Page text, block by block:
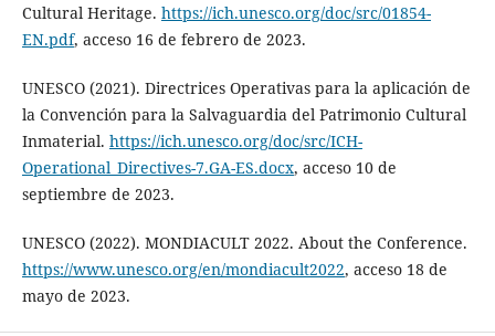
Cultural Heritage. https://ich.unesco.org/doc/src/01854-
EN.pdf, acceso 16 de febrero de 2023.
UNESCO (2021). Directrices Operativas para la aplicación de
la Convención para la Salvaguardia del Patrimonio Cultural
Inmaterial. https://ich.unesco.org/doc/src/ICH-
Operational_Directives-7.GA-ES.docx, acceso 10 de
septiembre de 2023.
UNESCO (2022). MONDIACULT 2022. About the Conference.
https://www.unesco.org/en/mondiacult2022, acceso 18 de
mayo de 2023.